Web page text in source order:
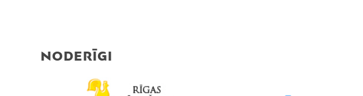
NODERĪGI